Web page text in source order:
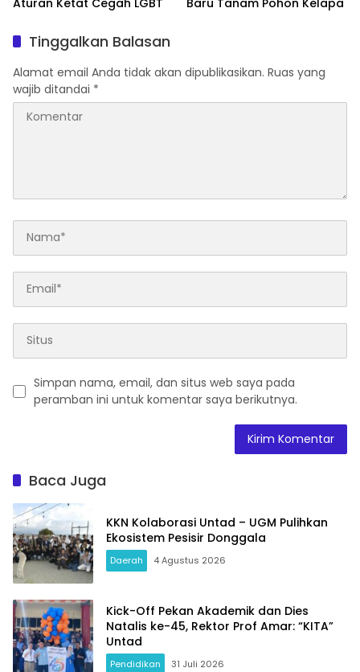
Tinggalkan Balasan
Alamat email Anda tidak akan dipublikasikan. Ruas yang
wajib ditandai *
Simpan nama, email, dan situs web saya pada
peramban ini untuk komentar saya berikutnya.
Baca Juga
KKN Kolaborasi Untad – UGM Pulihkan
Ekosistem Pesisir Donggala
Daerah 4 Agustus 2026
Kick-Off Pekan Akademik dan Dies
Natalis ke-45, Rektor Prof Amar: “KITA”
Untad
Pendidikan 31 Juli 2026